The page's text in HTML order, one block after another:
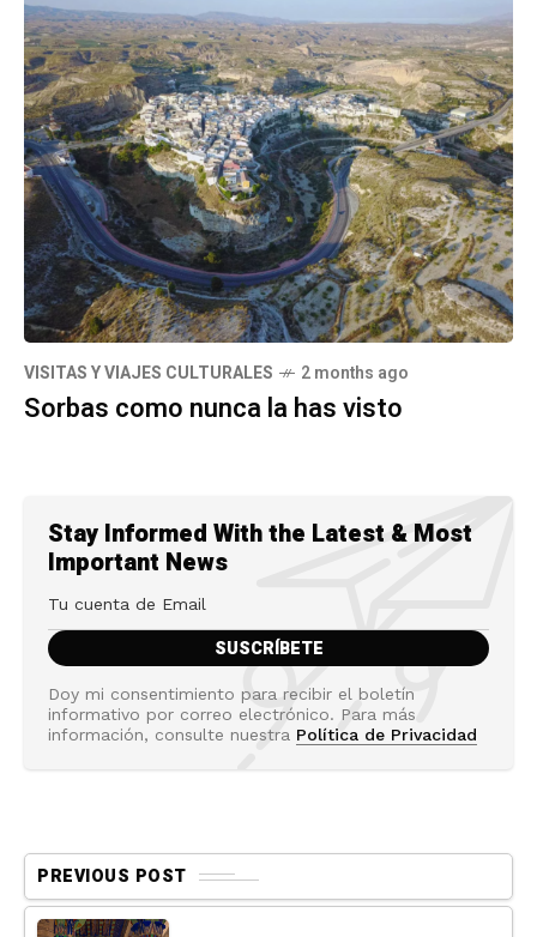
VISITAS Y VIAJES CULTURALES 2 months ago
Sorbas como nunca la has visto
Stay Informed With the Latest & Most
Important News
Doy mi consentimiento para recibir el boletín
informativo por correo electrónico. Para más
información, consulte nuestra Política de Privacidad
PREVIOUS POST